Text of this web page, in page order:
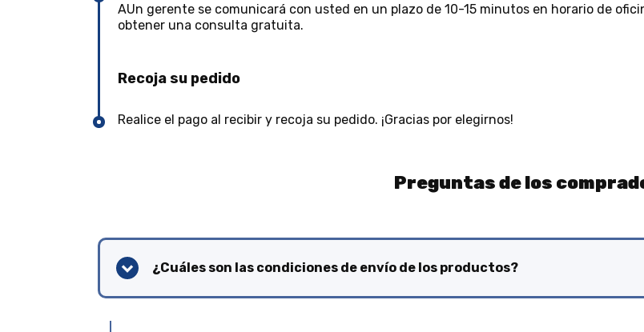
AUn gerente se comunicará con usted en un plazo de 10-15 minutos en horario de
obtener una consulta gratuita.
Recoja su pedido
Realice el pago al recibir y recoja su pedido. ¡Gracias por elegirnos!
Preguntas de los
¿Cuáles son las condiciones de envío de los productos?